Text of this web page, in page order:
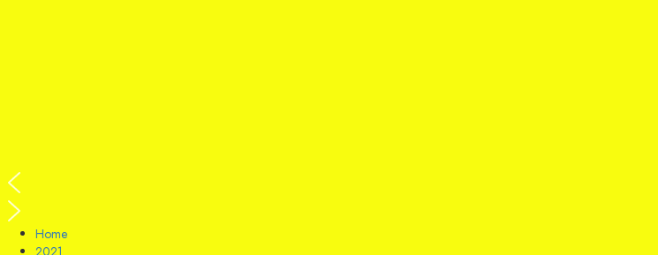
Home
2021